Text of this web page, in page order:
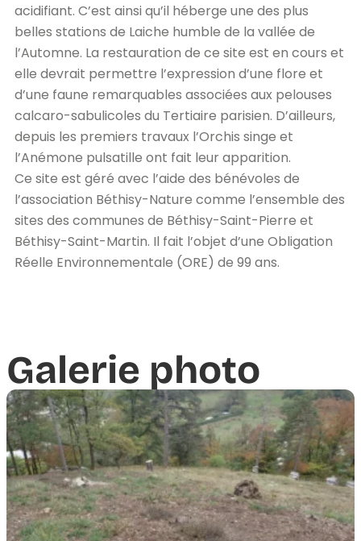
acidifiant. C’est ainsi qu’il héberge une des plus
belles stations de Laiche humble de la vallée de
l’Automne. La restauration de ce site est en cours et
elle devrait permettre l’expression d’une flore et
d’une faune remarquables associées aux pelouses
calcaro-sabulicoles du Tertiaire parisien. D’ailleurs,
depuis les premiers travaux l’Orchis singe et
l’Anémone pulsatille ont fait leur apparition.
Ce site est géré avec l’aide des bénévoles de
l’association Béthisy-Nature comme l’ensemble des
sites des communes de Béthisy-Saint-Pierre et
Béthisy-Saint-Martin. Il fait l’objet d’une Obligation
Réelle Environnementale (ORE) de 99 ans.
Galerie photo